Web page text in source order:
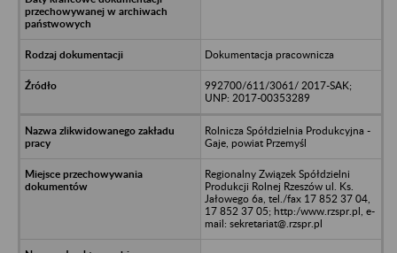
Dokumentacja pracownicza
992700/611/3061/ 2017-SAK;
UNP: 2017-00353289
Rolnicza Spółdzielnia Produkcyjna -
Gaje, powiat Przemyśl
Regionalny Związek Spółdzielni
Produkcji Rolnej Rzeszów ul. Ks.
Jałowego 6a, tel./fax 17 852 37 04,
17 852 37 05; http:/www.rzspr.pl, e-
mail: sekretariat@.rzspr.pl